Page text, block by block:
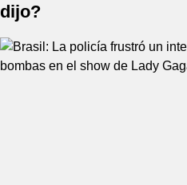
dijo?